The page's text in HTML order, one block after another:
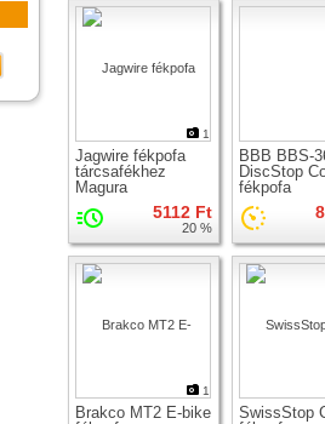
1
Jagwire fékpofa
tárcsafékhez
Magura
5112 Ft
20 %
BBB BBS-
DiscStop
fékpofa
(hűtőborda
1
Brakco MT2 E-bike
SwissStop